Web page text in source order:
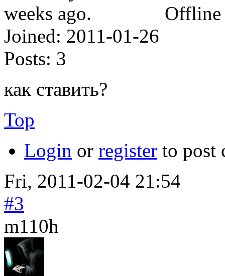
Offline
Joined: 2011-01-26
Posts: 3
как ставить?
Top
Login or register to post
Fri, 2011-02-04 21:54
#3
m110h